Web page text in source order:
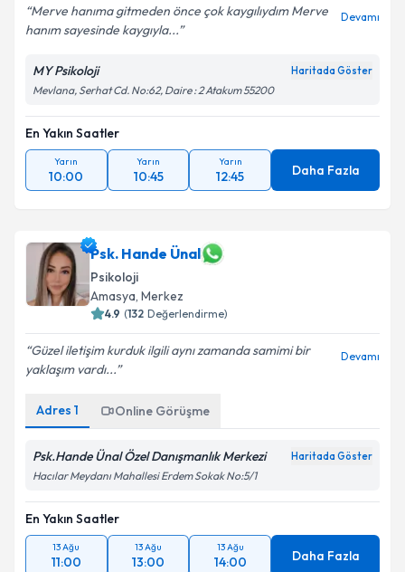
Merve hanıma gitmeden önce çok kaygılıydım Merve
hanım sayesinde kaygıyla...
Devamı
MY Psikoloji Haritada Göster
Mevlana, Serhat Cd. No:62, Daire : 2 Atakum 55200
En Yakın Saatler
Yarın
10:00
Yarın
10:45
Yarın
12:45 Daha Fazla
Psk. Hande Ünal
Psikoloji
Amasya, Merkez
4.9 (132 Değerlendirme)
Güzel iletişim kurduk ilgili aynı zamanda samimi bir
yaklaşım vardı...
Devamı
Adres 1 Online Görüşme
Psk.Hande Ünal Özel Danışmanlık Merkezi Haritada Göster
Hacılar Meydanı Mahallesi Erdem Sokak No:5/1
En Yakın Saatler
13 Ağu
11:00
13 Ağu
13:00
13 Ağu
14:00 Daha Fazla